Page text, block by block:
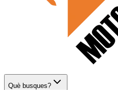
Què busques?